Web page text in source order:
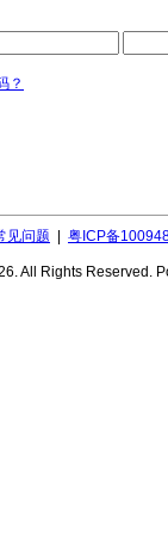
？
见问题
粤ICP备
All Rights Reserved.